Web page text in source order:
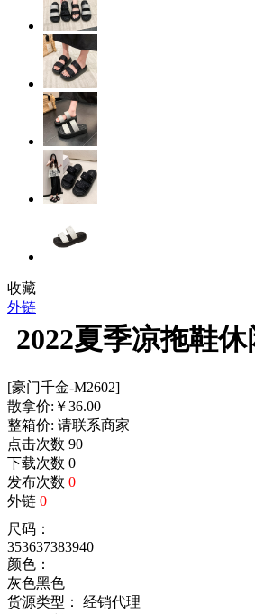
收藏
外链
2022夏季凉拖鞋
[豪门千金-M2602]
散拿价: ￥36.00
整箱价: 请联系商家
点击次数 90
下载次数 0
发布次数 0
外链 0
尺码：
353637383940
颜色：
灰色黑色
货源类型： 经销代理